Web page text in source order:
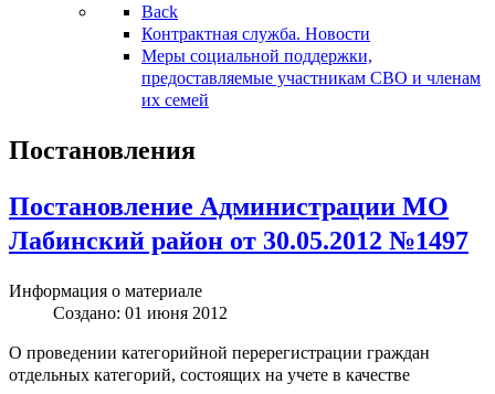
Back
Контрактная служба. Новости
Меры социальной поддержки,
предоставляемые участникам СВО и членам
их семей
Постановления
Постановление Администрации МО
Лабинский район от 30.05.2012 №1497
Информация о материале
Создано: 01 июня 2012
О проведении категорийной перерегистрации граждан
отдельных категорий, состоящих на учете в качестве